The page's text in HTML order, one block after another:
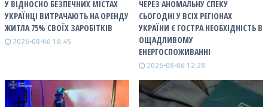
У ВІДНОСНО БЕЗПЕЧНИХ МІСТАХ
УКРАЇНЦІ ВИТРАЧАЮТЬ НА ОРЕНДУ
ЖИТЛА 75% СВОЇХ ЗАРОБІТКІВ
2026-08-06 16:45
ЧЕРЕЗ АНОМАЛЬНУ СПЕКУ
СЬОГОДНІ У ВСІХ РЕГІОНАХ
УКРАЇНИ Є ГОСТРА НЕОБХІДНІСТЬ В
ОЩАДЛИВОМУ
ЕНЕРГОСПОЖИВАННІ
2026-08-06 12:28